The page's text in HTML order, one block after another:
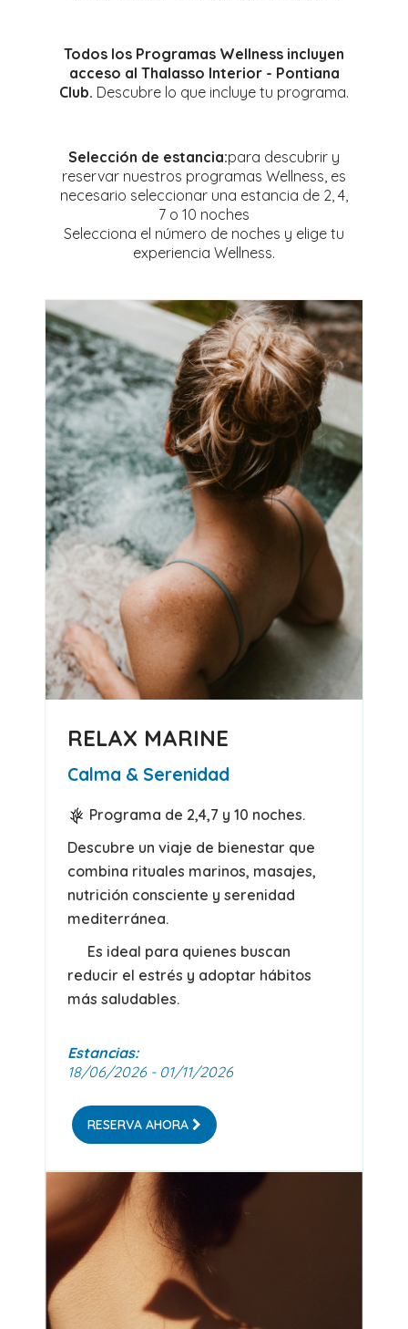
Todos los Programas Wellness incluyen
acceso al Thalasso Interior - Pontiana
Club. Descubre lo que incluye tu programa.
Selección de estancia:para descubrir y
reservar nuestros programas Wellness, es
necesario seleccionar una estancia de 2, 4,
7 o 10 noches
Selecciona el número de noches y elige tu
experiencia Wellness.
RELAX MARINE
Calma & Serenidad
Programa de 2,4,7 y 10 noches.
Descubre un viaje de bienestar que
combina rituales marinos, masajes,
nutrición consciente y serenidad
mediterránea.
Es ideal para quienes buscan
reducir el estrés y adoptar hábitos
más saludables.
Estancias:
18/06/2026 - 01/11/2026
RESERVA AHORA